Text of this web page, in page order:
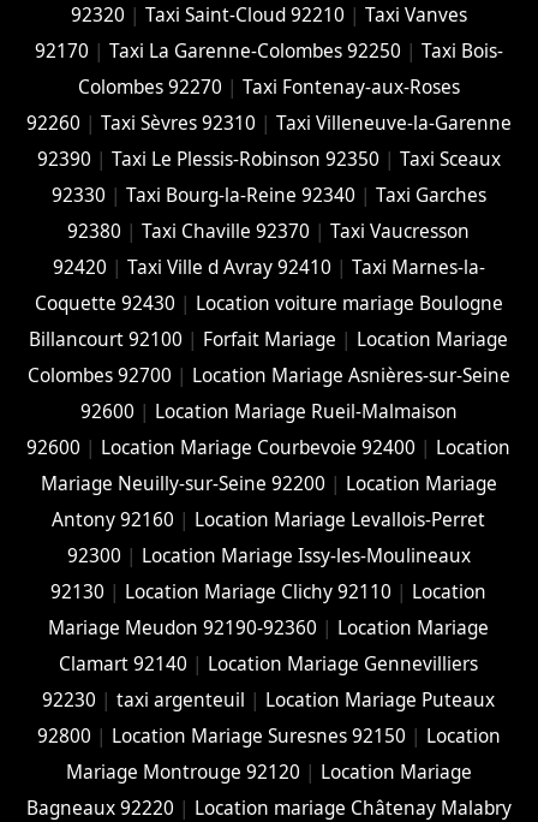
92320 | Taxi Saint-Cloud 92210 | Taxi Vanves
92170 | Taxi La Garenne-Colombes 92250 | Taxi Bois-
Colombes 92270 | Taxi Fontenay-aux-Roses
92260 | Taxi Sèvres 92310 | Taxi Villeneuve-la-Garenne
92390 | Taxi Le Plessis-Robinson 92350 | Taxi Sceaux
92330 | Taxi Bourg-la-Reine 92340 | Taxi Garches
92380 |Taxi Chaville 92370 |Taxi Vaucresson
92420 | Taxi Ville d Avray 92410 | Taxi Marnes-la-
Coquette 92430 | Location voiture mariage Boulogne
Billancourt 92100 | Forfait Mariage | Location Mariage
Colombes 92700 | Location Mariage Asnières-sur-Seine
92600 | Location Mariage Rueil-Malmaison
92600 | Location Mariage Courbevoie 92400 | Location
Mariage Neuilly-sur-Seine 92200 | Location Mariage
Antony 92160 | Location Mariage Levallois-Perret
92300 | Location Mariage Issy-les-Moulineaux
92130 | Location Mariage Clichy 92110 | Location
Mariage Meudon 92190-92360 | Location Mariage
Clamart 92140 | Location Mariage Gennevilliers
92230 |taxi argenteuil | Location Mariage Puteaux
92800 | Location Mariage Suresnes 92150 | Location
Mariage Montrouge 92120 | Location Mariage
Bagneaux 92220 | Location mariage Châtenay Malabry